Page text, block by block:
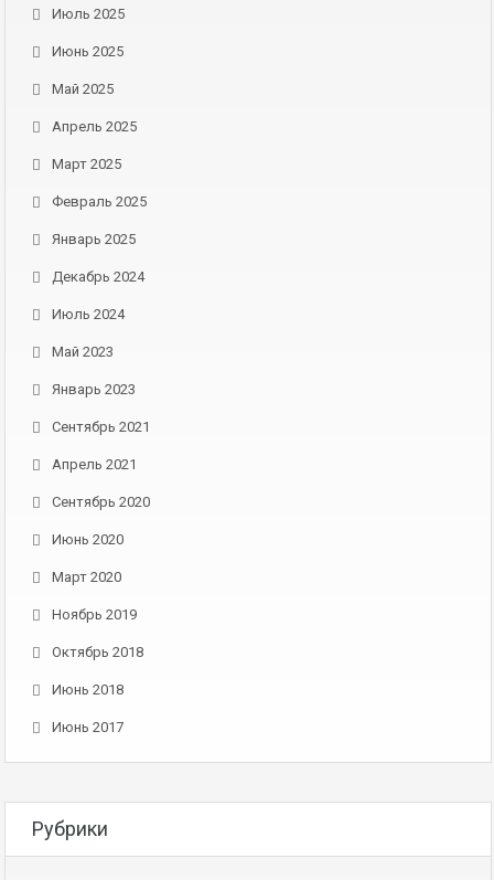
Июль 2025
Июнь 2025
Май 2025
Апрель 2025
Март 2025
Февраль 2025
Январь 2025
Декабрь 2024
Июль 2024
Май 2023
Январь 2023
Сентябрь 2021
Апрель 2021
Сентябрь 2020
Июнь 2020
Март 2020
Ноябрь 2019
Октябрь 2018
Июнь 2018
Июнь 2017
Рубрики